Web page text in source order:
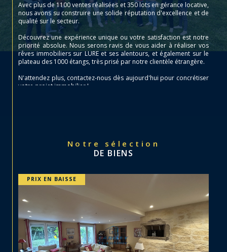
Avec plus de 1100 ventes réalisées et 350 lots en gérance locative,
nous avons su construire une solide réputation d'excellence et de
qualité sur le secteur.
Découvrez une expérience unique ou votre satisfaction est notre
priorité absolue. Nous serons ravis de vous aider à réaliser vos
rêves immobiliers sur LURE et ses alentours, et également sur le
plateau des 1000 étangs, très prisé par notre clientèle étrangère.
N'attendez plus, contactez-nous dès aujourd'hui pour concrétiser
votre projet immobilier !
Notre sélection
DE BIENS
EXCLUSIF